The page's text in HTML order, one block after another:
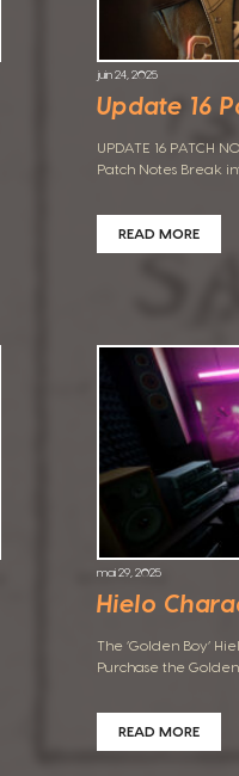
juin 24, 2025
Update 16
UPDATE 16 PATCH
Patch Notes Break
READ MORE
mai 29, 2025
Hielo
The ‘Golden Boy’
Purchase the Golden
READ MORE